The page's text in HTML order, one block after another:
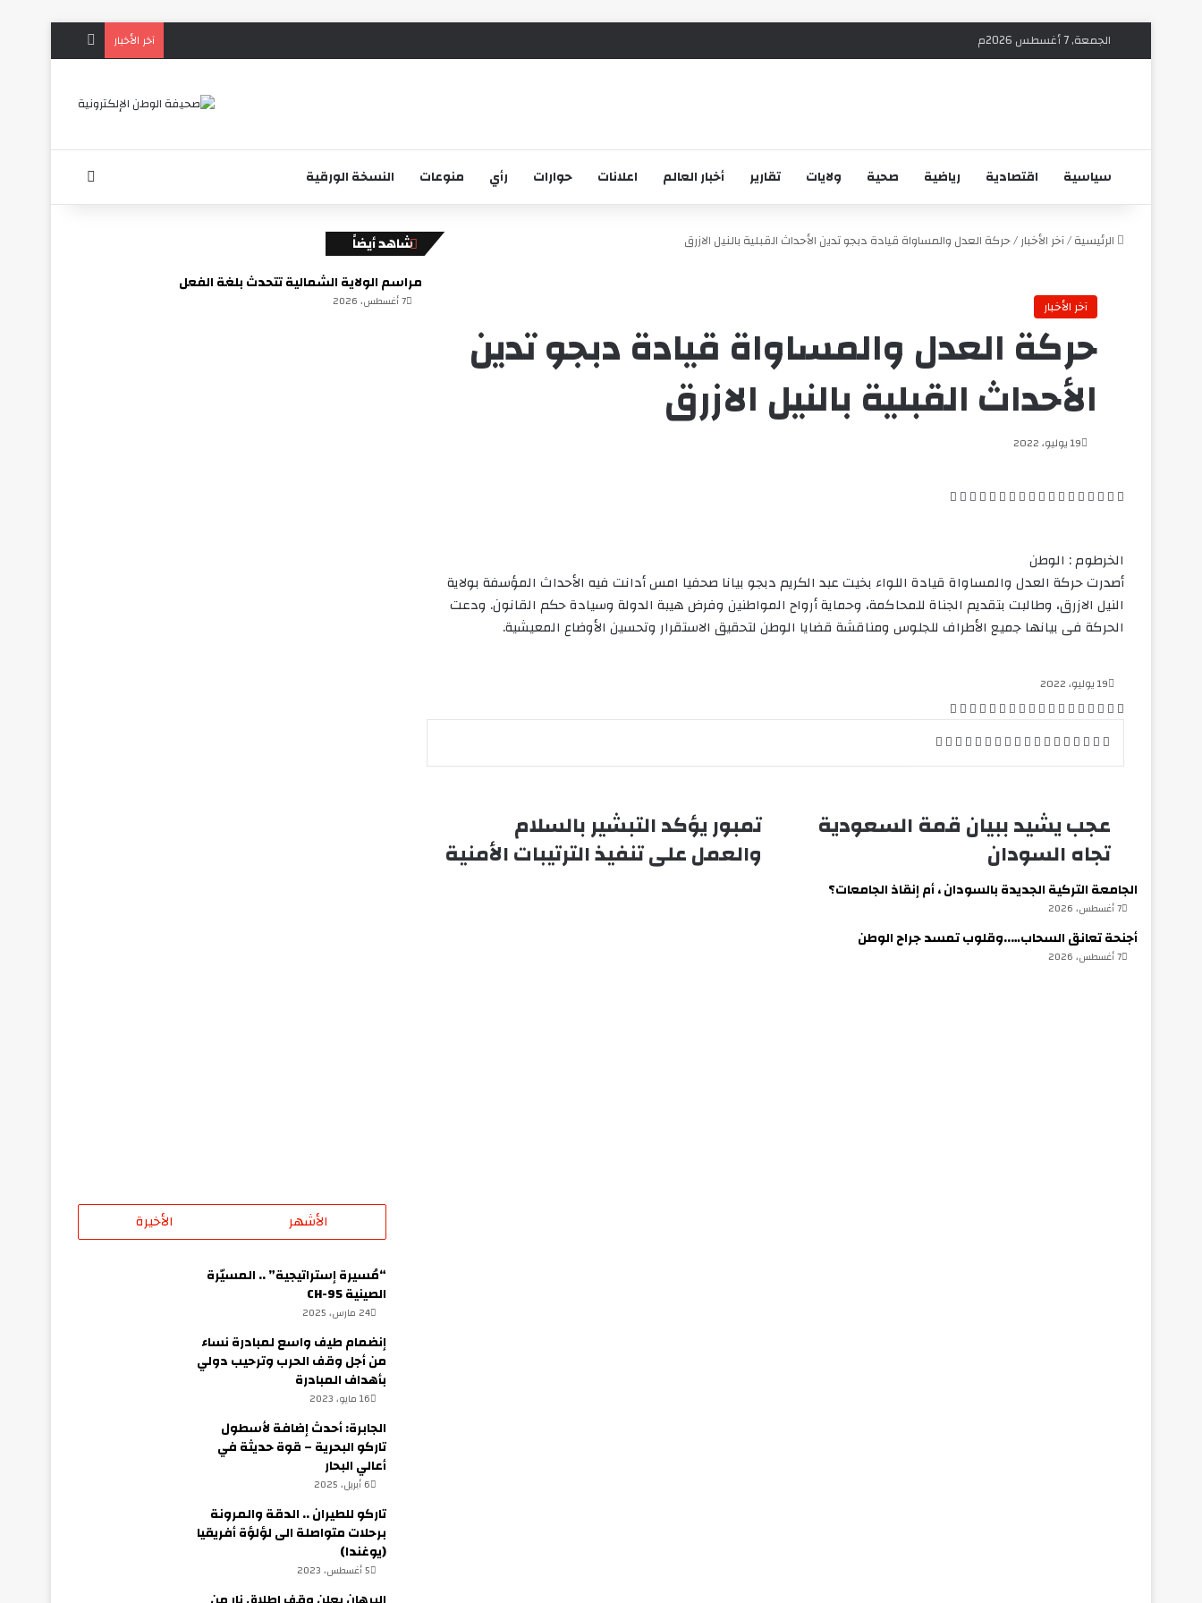
الجمعة, 7 أغسطس 2026م آخر الأخبار
سياسية اقتصادية رياضية صحية ولايات تقارير أخبار العالم اعلانات حوارات رأي منوعات النسخة الورقية
الرئيسية/آخر الأخبار/حركة العدل والمساواة قيادة دبجو تدين الأحداث القبلية بالنيل الازرق
آخر الأخبار
حركة العدل والمساواة قيادة دبجو تدين
الأحداث القبلية بالنيل الازرق
19 يوليو، 2022
فيسبوك
‫X لينكدإنبينتيريستOdnoklassniki
‫Pocket
سكايب
ماسنجر
ماسنجر
واتساب
تيلقرام
ڤايبرلاينمشاركة
الخرطوم : الوطن
أصدرت حركة العدل والمساواة قيادة اللواء بخيت عبد الكريم دبجو بيانا صحفيا امس أدانت فيه الأحداث المؤسفة بولاية
النيل الازرق، وطالبت بتقديم الجناة للمحاكمة، وحماية أرواح المواطنين وفرض هيبة الدولة وسيادة حكم القانون. ودعت
الحركة فى بيانها جميع الأطراف للجلوس ومناقشة قضايا الوطن لتحقيق الاستقرار وتحسين الأوضاع المعيشية.
19 يوليو، 2022
فيسبوك
‫X لينكدإنبينتيريستOdnoklassniki
‫Pocket
سكايب
ماسنجر
ماسنجر
واتساب
تيلقرام
ڤايبرلاينمشاركة
عبر
البريد
فيسبوك
‫X لينكدإنبينتيريستOdnoklassniki
‫Pocket
سكايب
ماسنجر
ماسنجر
واتساب
تيلقرام
ڤايبرلاينمشاركة
عبر
تمبور
يؤكد
التبشير
تمبور يؤكد التبشير بالسلام
والعمل على تنفيذ الترتيبات الأمنية
عجب
يشيد
ببيان
السعودية
تجاه
السودان
عجب يشيد ببيان قمة السعودية
تجاه السودان
شاهد أيضاً
إغلاق
مراسم الولاية الشمالية تتحدث بلغة الفعل
7 أغسطس، 2026
الجامعة التركية الجديدة بالسودان ، أم إنقاذ الجامعات؟
7 أغسطس، 2026
أجنحة تعانق السحاب…..وقلوب تمسد جراح الوطن
7 أغسطس، 2026
الأشهر الأخيرة
“مُسيرة إستراتيجية” .. المسيّرة
الصينية CH-95
24 مارس، 2025
إنضمام طيف واسع لمبادرة نساء
من أجل وقف الحرب وترحيب دولي
بأهداف المبادرة
16 مايو، 2023
الجابرة: أحدث إضافة لأسطول
تاركو البحرية – قوة حديثة في
أعالي البحار
6 أبريل، 2025
تاركو للطيران .. الدقة والمرونة
برحلات متواصلة الى لؤلؤة أفريقيا
(يوغندا)
5 أغسطس، 2023